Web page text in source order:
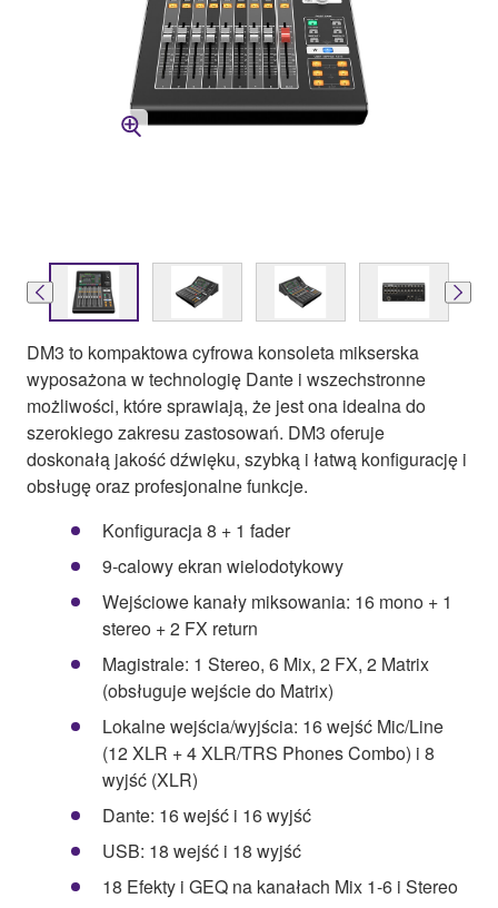
DM3 to kompaktowa cyfrowa konsoleta mikserska
wyposażona w technologię Dante i wszechstronne
możliwości, które sprawiają, że jest ona idealna do
szerokiego zakresu zastosowań. DM3 oferuje
doskonałą jakość dźwięku, szybką i łatwą konfigurację i
obsługę oraz profesjonalne funkcje.
Konfiguracja 8 + 1 fader
9-calowy ekran wielodotykowy
Wejściowe kanały miksowania: 16 mono + 1
stereo + 2 FX return
Magistrale: 1 Stereo, 6 Mix, 2 FX, 2 Matrix
(obsługuje wejście do Matrix)
Lokalne wejścia/wyjścia: 16 wejść Mic/Line
(12 XLR + 4 XLR/TRS Phones Combo) i 8
wyjść (XLR)
Dante: 16 wejść i 16 wyjść
USB: 18 wejść i 18 wyjść
18 Efekty i GEQ na kanałach Mix 1-6 i Stereo